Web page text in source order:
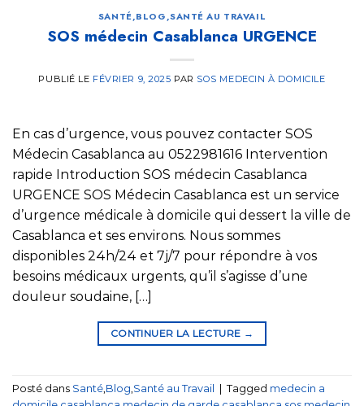
SANTÉ,BLOG,SANTÉ AU TRAVAIL
SOS médecin Casablanca URGENCE
PUBLIÉ LE FÉVRIER 9, 2025 PAR SOS MEDECIN À DOMICILE
En cas d’urgence, vous pouvez contacter SOS
Médecin Casablanca au 0522981616 Intervention
rapide Introduction SOS médecin Casablanca
URGENCE SOS Médecin Casablanca est un service
d’urgence médicale à domicile qui dessert la ville de
Casablanca et ses environs. Nous sommes
disponibles 24h/24 et 7j/7 pour répondre à vos
besoins médicaux urgents, qu’il s’agisse d’une
douleur soudaine, […]
CONTINUER LA LECTURE →
Posté dans Santé,Blog,Santé au Travail Tagged medecin a